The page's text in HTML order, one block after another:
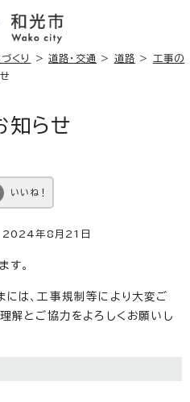
くり >道路・交通 > 道路 >
工事の
知らせ
いいね！
年8月21日
す。
は、工事規制等により大変ご
解とご協力をよろしくお願いし